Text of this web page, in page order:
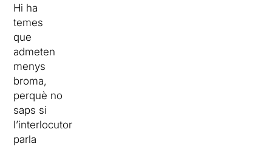
Hi ha
temes
que
admeten
menys
broma,
perquè no
saps si
l’interlocutor
parla